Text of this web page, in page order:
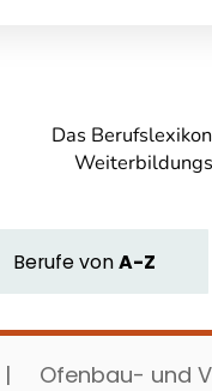
Das
BerufevonA-Z
| Ofenbau- und